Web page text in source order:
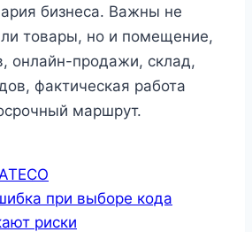
бизнеса. Важны не
товары, но и помещение,
онлайн-продажи, склад,
фактическая работа
маршрут.
при выборе кода
риски